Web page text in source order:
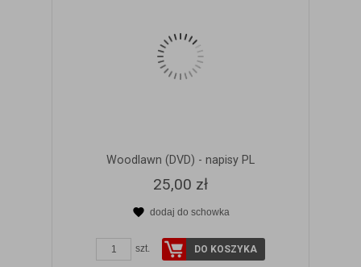
Woodlawn (DVD) - napisy PL
25,00 zł
dodaj do schowka
szt. DO KOSZYKA